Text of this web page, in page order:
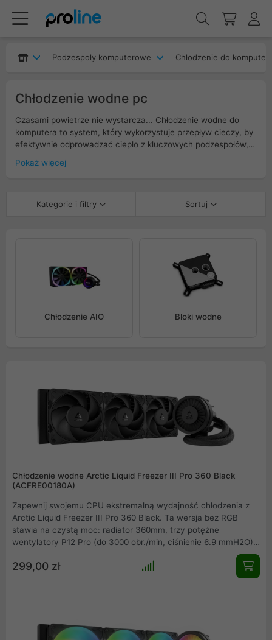
Podzespoły komputerowe Chłodzenie do
Chłodzenie wodne pc
Czasami powietrze nie wystarcza... Chłodzenie wodne do
komputera to system, który wykorzystuje przepływ cieczy, by
efektywnie odprowadzać ciepło z kluczowych podzespołów,
cieszyć się cichszą pracą urządzenia i lepszą stabilnością
wodnego, pompy, chłodnicy i przewodów, tworząc zamknięty
Pokaż więcej
Kategorie i filtry Sortuj
Chłodzenie AIO Bloki wodne
Chłodzenie wodne Arctic Liquid Freezer III Pro 360 Black
(ACFRE00180A)
Zapewnij swojemu CPU ekstremalną wydajność chłodzenia z
Arctic Liquid Freezer III Pro 360 Black. Ta wersja bez RGB
stawia na czystą moc: radiator 360mm, trzy potężne
wentylatory P12 Pro (do 3000 obr./min, ciśnienie 6.9 mmH2O) i
Kompatybilny z Intel LGA1851/1700 i AMD AM5/AM4. Pasta
MX-6 i 6-letnia gwarancja w zestawie. Idealny dla entuzjastów
299,00 zł